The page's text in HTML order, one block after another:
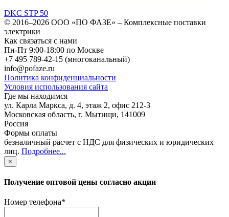
DKC STP 50
© 2016–2026 ООО «ПО ФАЗЕ» – Комплексные поставки
электрики
Как связаться с нами
Пн-Пт 9:00-18:00 по Москве
+7 495 789-42-15 (многоканальный)
info@pofaze.ru
Политика конфиденциальности
Условия использования сайта
Где мы находимся
ул. Карла Маркса, д. 4, этаж 2, офис 212-3
Московская область, г. Мытищи, 141009
Россия
Формы оплаты
безналичный расчет с НДС для физических и юридических
лиц. Подробнее...
×
Получение оптовой цены согласно акции
Номер телефона*